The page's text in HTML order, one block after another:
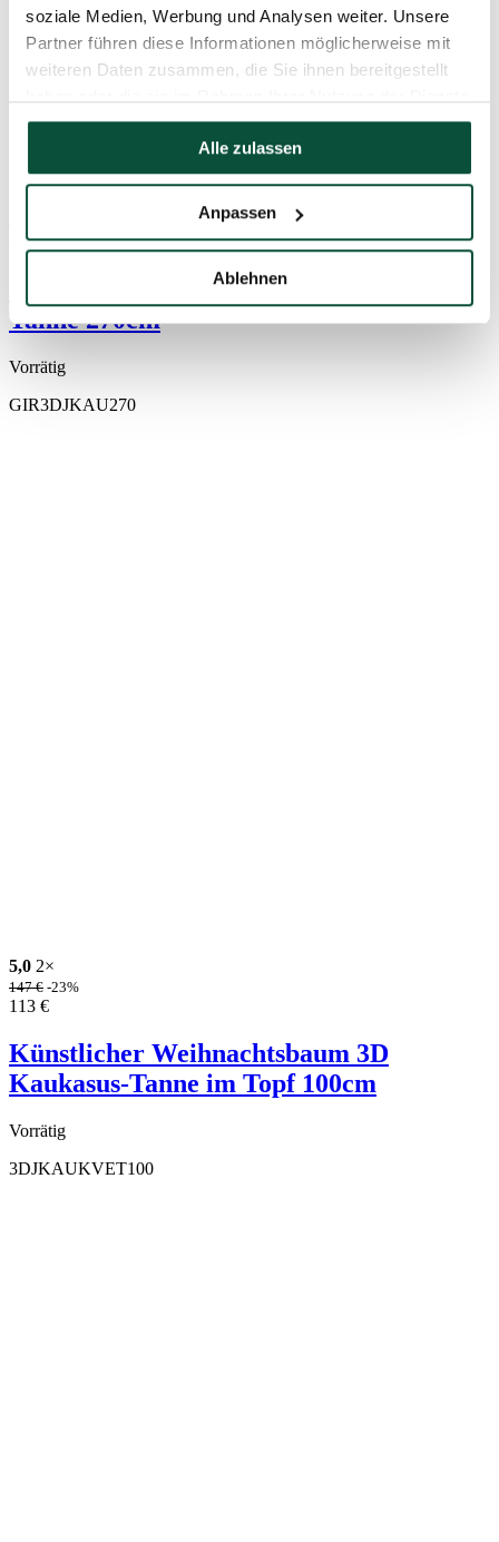
soziale Medien, Werbung und Analysen weiter. Unsere
Partner führen diese Informationen möglicherweise mit
weiteren Daten zusammen, die Sie ihnen bereitgestellt
gesammelt haben.
Alle zulassen
Anpassen
Ablehnen
97€
Weihnachtsgirlande 100% 3D Kaukasus-
Tanne 270cm
Vorrätig
GIR3DJKAU270
5,0 2×
147€ -23%
113 €
Künstlicher Weihnachtsbaum 3D
Kaukasus-Tanne im Topf 100cm
Vorrätig
3DJKAUKVET100